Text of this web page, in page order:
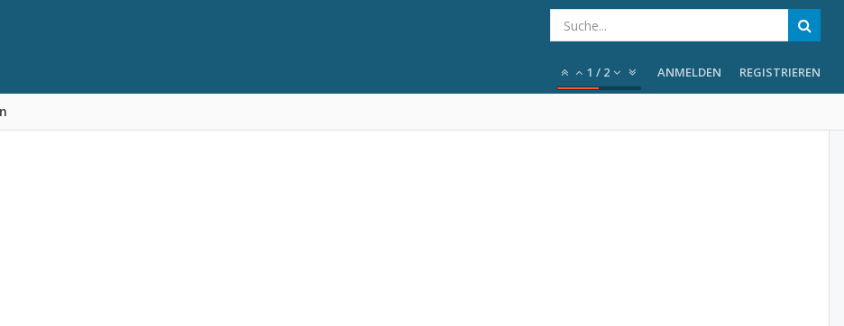
1 / 2 ANMELDEN REGISTRIEREN